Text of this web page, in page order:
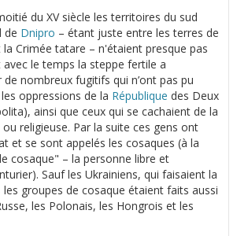
du XV siècle les territoires du sud
de Dnipro – étant juste entre les terres de
Crimée tatare – n'étaient presque pas
avec le temps la steppe fertile a
nombreux fugitifs qui n’ont pas pu
oppressions de la République des Deux
ainsi que ceux qui se cachaient de la
religieuse. Par la suite ces gens ont
et se sont appelés les cosaques (à la
cosaque" – la personne libre et
Sauf les Ukrainiens, qui faisaient la
groupes de cosaque étaient faits aussi
les Polonais, les Hongrois et les